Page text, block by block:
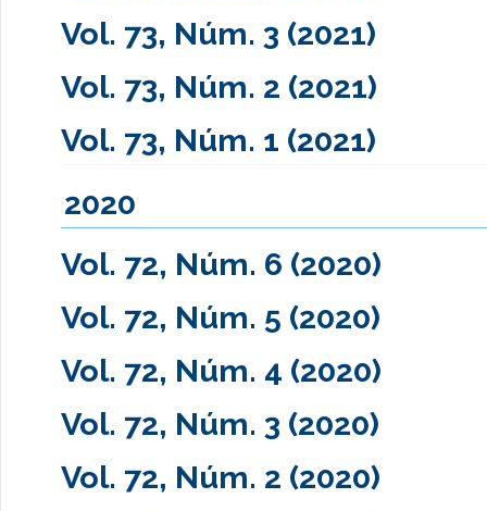
Vol. 73, Núm. 3 (2021)
Vol. 73, Núm. 2 (2021)
Vol. 73, Núm. 1 (2021)
2020
Vol. 72, Núm. 6 (2020)
Vol. 72, Núm. 5 (2020)
Vol. 72, Núm. 4 (2020)
Vol. 72, Núm. 3 (2020)
Vol. 72, Núm. 2 (2020)